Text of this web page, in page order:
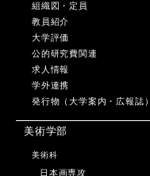
組織図・定員
教員紹介
大学評価
公的研究費関連
求人情報
学外連携
発行物（大学案内・広報誌）
美術学部
美術科
日本画専攻